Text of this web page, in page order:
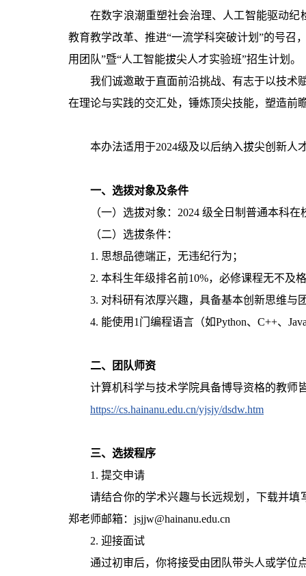
在数字浪潮重塑社会治理、人工智能驱动
教育教学改革、推进“一流学科突破计划”的号召
用团队”暨“人工智能拔尖人才实验班”招生计划。
我们诚邀敢于直面前沿挑战、有志于以技术
在理论与实践的交汇处，锤炼顶尖技能，塑造前
本办法适用于2024级及以后纳入拔尖创新
一、选拨对象及条件
（一）选拔对象：2024 级全日制普通本科在
（二）选拔条件：
1. 思想品德端正，无违纪行为；
2. 本科生年级排名前10%，必修课程无不及
3. 对科研有浓厚兴趣，具备基本创新思维与
4. 能使用1门编程语言（如Python、C++、
二、团队师资
计算机科学与技术学院具备博导资格的教师
https://cs.hainanu.edu.cn/yjsjy/dsdw.htm
三、选拨程序
1. 提交申请
请结合你的学术兴趣与长远规划，下载并
郑老师邮箱：jsjjw@hainanu.edu.cn
2. 迎接面试
通过初审后，你将接受由团队带头人或学位